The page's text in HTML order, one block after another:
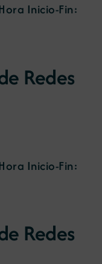
Redes
Inicio-Fin:
Redes
Inicio-Fin: